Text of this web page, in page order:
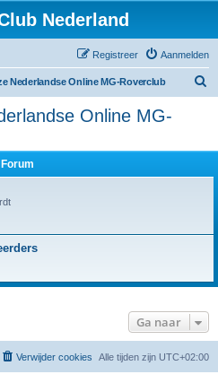
Nederland
Aanmelden
Registreer
Nederlandse Online MG-Roverclub
Online MG-
Forum
Ga naar
Alle tijden zijn UTC+02:00
Verwijder cookies